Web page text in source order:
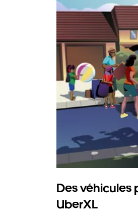
Des véhicules
UberXL